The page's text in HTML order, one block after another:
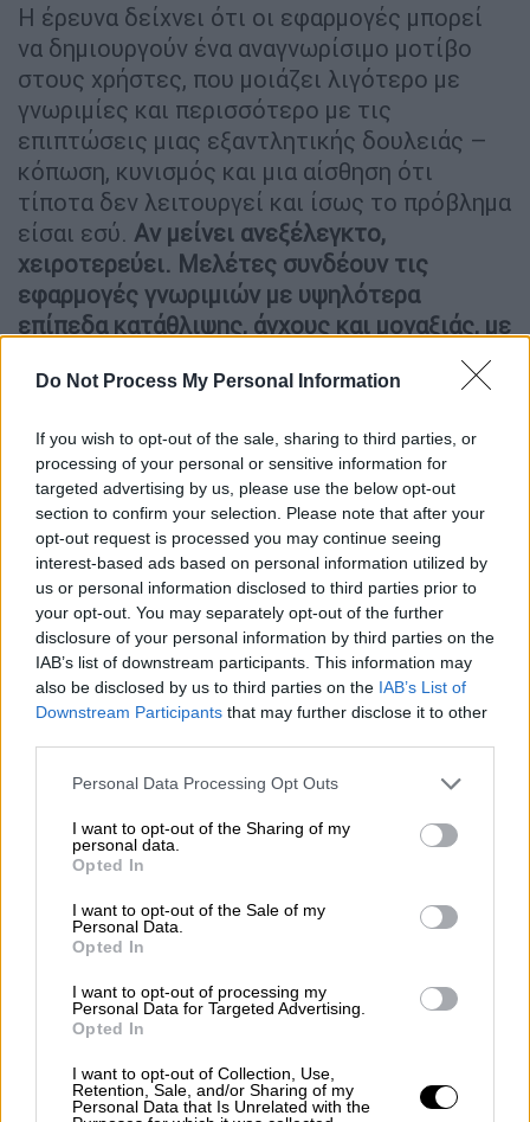
Do Not Process My Personal Information
If you wish to opt-out of the sale, sharing to third parties, or
processing of your personal or sensitive information for
targeted advertising by us, please use the below opt-out
section to confirm your selection. Please note that after your
opt-out request is processed you may continue seeing
interest-based ads based on personal information utilized by
us or personal information disclosed to third parties prior to
your opt-out. You may separately opt-out of the further
disclosure of your personal information by third parties on the
IAB’s list of downstream participants. This information may
also be disclosed by us to third parties on the IAB’s List of
Downstream Participants that may further disclose it to other
Please note that this website/app uses one or more Google
not limited to your visit or usage behaviour. You may click to
grant or deny consent to Google and its third-party tags to
use your data for below specified purposes in below Google
consent section.
Personal Data Processing Opt Outs
I want to opt-out of the Sharing of my
personal data.
Opted In
I want to opt-out of the Sale of my
Personal Data.
Opted In
I want to opt-out of processing my
Personal Data for Targeted Advertising.
Opted In
I want to opt-out of Collection, Use,
Retention, Sale, and/or Sharing of my
Personal Data that Is Unrelated with the
Η έρευνα δείχνει ότι οι εφαρμογές μπορεί
να δημιουργούν ένα αναγνωρίσιμο μοτίβο
στους χρήστες, που μοιάζει λιγότερο με
γνωριμίες και περισσότερο με τις
επιπτώσεις μιας εξαντλητικής δουλειάς –
κόπωση, κυνισμός και μια αίσθηση ότι
τίποτα δεν λειτουργεί και ίσως το πρόβλημα
είσαι εσύ. Αν μείνει ανεξέλεγκτο,
χειροτερεύει. Μελέτες συνδέουν τις
εφαρμογές γνωριμιών με υψηλότερα
επίπεδα κατάθλιψης, άγχους και μοναξιάς, με
δυσκολεύονται.
Τι είναι αυτό που τελικά ΔΕΝ
συμβαίνει
«Φαίνεται ότι οι στόχοι των εφαρμογών
είναι θεμελιωδώς ασύμβατοι με τους
στόχους των χρηστών», λέει η Λίζελ
Σαράμπι, διευθύντρια του Relationships and
Technology Lab στο Arizona State University.
Αν οι άνθρωποι έβρισκαν εξαιρετικές
προτάσεις και πήγαιναν σε υπέροχα
Οι άνθρωποι μπαίνουν και βγαίνουν
συνεχώς».
Αν το καλοκαίρι σε βρίσκει ξανά online να
ψάχνεις για έρωτα, ίσως βρίσκεσαι σε αυτόν
τον κύκλο. Τα καλά νέα είναι ότι όταν τον
βήματα για να προστατευτείς.
κύκλο της εξουθένωσης;